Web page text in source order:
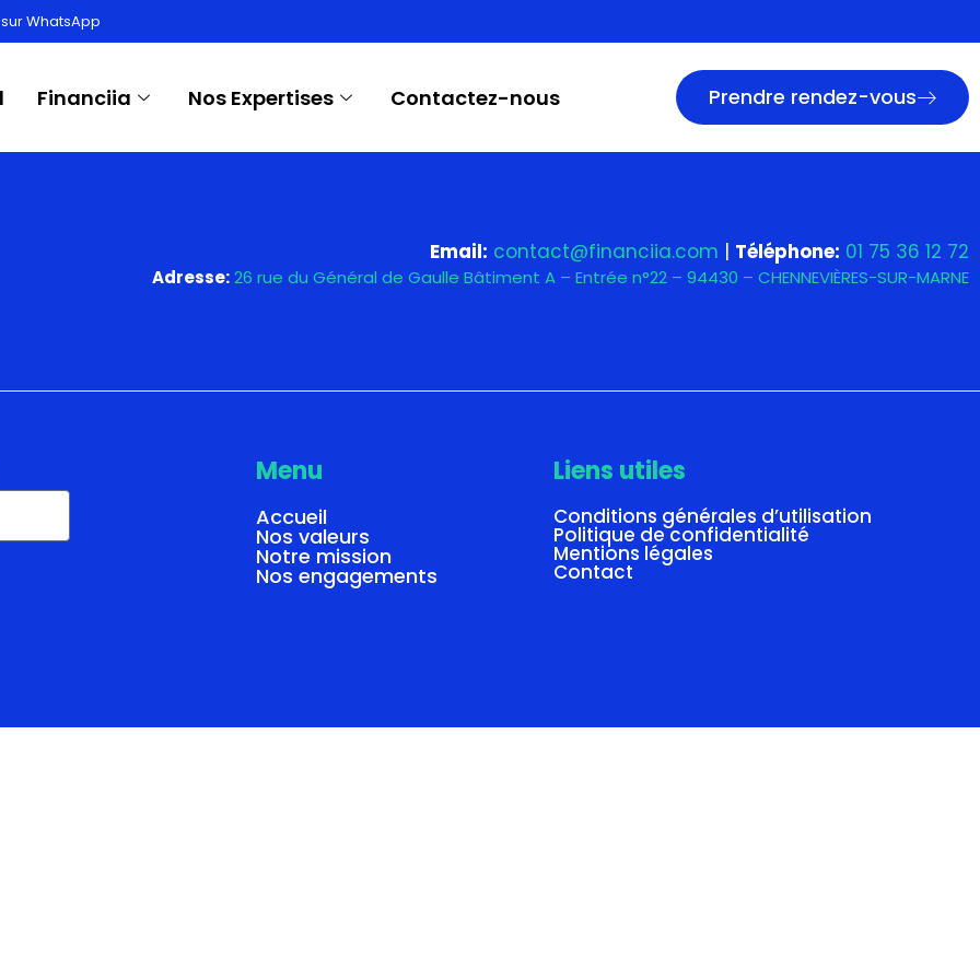
WhatsApp
Financiia Nos Expertises Contactez-nous Prendre rendez-vous
Browsers
Email: contact@financiia.com | Téléphone: 01 75 36 12 72
Adresse:26 rue du Général de Gaulle Bâtiment A – Entrée n°22 – 94430 – CHENNEVIÈRES-SUR-MARNE
Menu
Accueil
Nos valeurs
Notre mission
Nos engagements
Liens utiles
Conditions générales d’utilisation
Politique de confidentialité
Mentions légales
Contact